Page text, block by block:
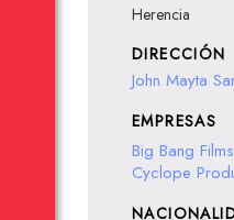
Herencia
DIRECCIÓN
John Mayta
EMPRESAS
Big Bang Films
Cyclope